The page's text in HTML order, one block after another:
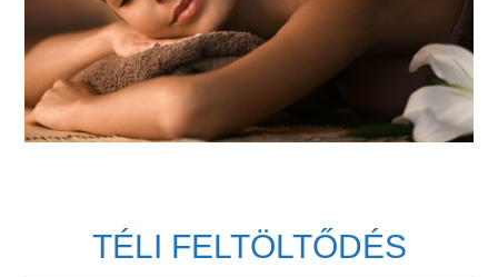
TÉLI FELTÖLTŐDÉS